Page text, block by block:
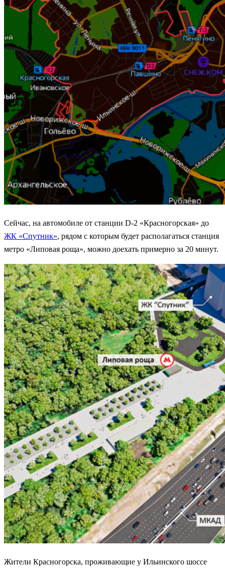
Сейчас, на автомобиле от станции D-2 «Красногорская» до
ЖК «Спутник», рядом с которым будет располагаться станция
метро «Липовая роща», можно доехать примерно за 20 минут.
Жители Красногорска, проживающие у Ильинского шоссе